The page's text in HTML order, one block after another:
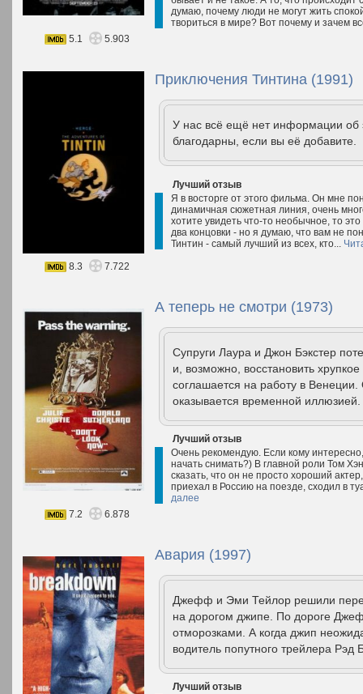
думаю, почему люди не могут жить
твориться в мире? Вот почему и зачем
5.1
5.903
Приключения Тинтина (1991)
У нас всё ещё нет информации
благодарны, если вы её добавите.
Лучший отзыв
Я в восторге от этого фильма. Он мне
динамичная сюжетная линия, очень
хотите увидеть что-то необычное, то
два концовки - но я думаю, что вам не
Тинтин - самый лучший из всех, кто...
8.3
7.722
А теперь не смотри (1973)
Супруги Лаура и Джон Бэкстер
и, возможно, восстановить
соглашается на работу в
оказывается временной
Лучший отзыв
Очень рекомендую. Если кому
начать снимать?) В главной роли Том
сказать, что он не просто хороший
приехал в Россию на поезде, сходил в
далее
7.2
6.878
Авария (1997)
Джефф и Эми Тейлор решили
на дорогом джипе. По дороге
отморозками. А когда джип
водитель попутного трейлера Рэд
Лучший отзыв